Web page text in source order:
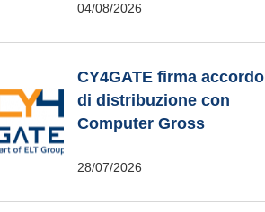
04/08/2026
CY4GATE firma accordo
di distribuzione con
Computer Gross
28/07/2026